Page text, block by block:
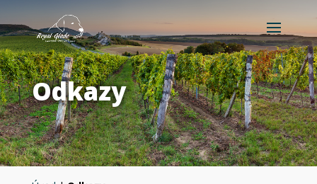
Odkazy